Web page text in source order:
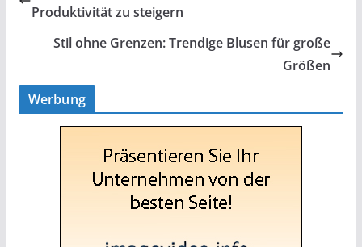
Produktivität zu steigern
Stil ohne Grenzen: Trendige Blusen für große
Größen
Werbung